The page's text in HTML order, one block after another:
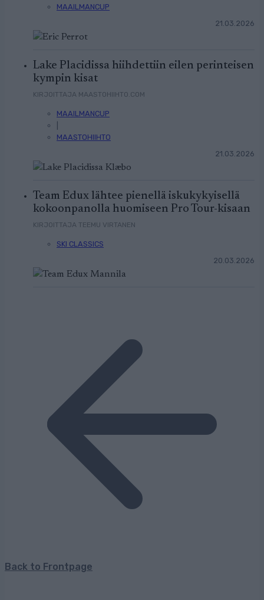
MAAILMANCUP
21.03.2026
Lake Placidissa hiihdettiin eilen perinteisen
kympin kisat
KIRJOITTAJA MAASTOHIIHTO.COM
MAAILMANCUP
MAASTOHIIHTO
21.03.2026
Team Edux lähtee pienellä iskukykyisellä
kokoonpanolla huomiseen Pro Tour-kisaan
KIRJOITTAJA TEEMU VIRTANEN
SKI CLASSICS
20.03.2026
Back to Frontpage